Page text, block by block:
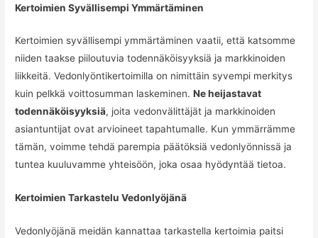
Kertoimien Syvällisempi Ymmärtäminen
Kertoimien syvällisempi ymmärtäminen vaatii, että katsomme
niiden taakse piiloutuvia todennäköisyyksiä ja markkinoiden
liikkeitä. Vedonlyöntikertoimilla on nimittäin syvempi merkitys
kuin pelkkä voittosumman laskeminen.Ne heijastavat
todennäköisyyksiä, joita vedonvälittäjät ja markkinoiden
asiantuntijat ovat arvioineet tapahtumalle. Kun ymmärrämme
tämän, voimme tehdä parempia päätöksiä vedonlyönnissä ja
tuntea kuuluvamme yhteisöön, joka osaa hyödyntää tietoa.
Kertoimien Tarkastelu Vedonlyöjänä
Vedonlyöjänä meidän kannattaa tarkastella kertoimia paitsi